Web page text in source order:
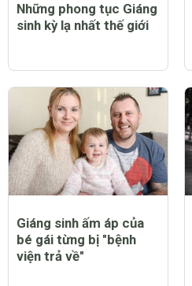
Những phong tục Giáng
sinh kỳ lạ nhất thế giới
Giáng sinh ấm áp của
bé gái từng bị "bệnh
viện trả về"